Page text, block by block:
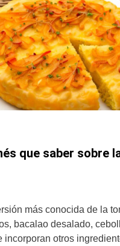
que saber sobre
más conocida de la
bacalao desalado,
incorporan otros